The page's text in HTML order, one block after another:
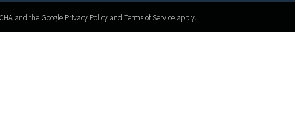
and the Google Privacy Policy and Terms of Service apply.